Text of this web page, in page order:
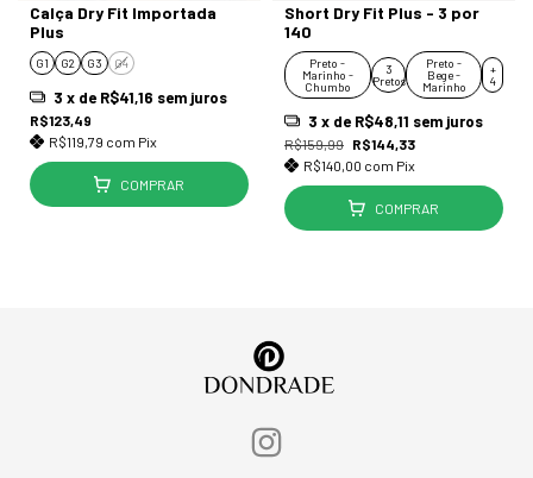
Calça Dry Fit Importada
Plus
G1 G2 G3 G4
R$123,49
R$119,79 com Pix
3 x de R$41,16 sem juros
COMPRAR
Short Dry Fit Plus - 3 por
140
Preto -
Marinho -
Chumbo
3
Pretos
Preto -
Bege -
Marinho
+
4
R$159,99 R$144,33
R$140,00 com Pix
3 x de R$48,11 sem juros
COMPRAR